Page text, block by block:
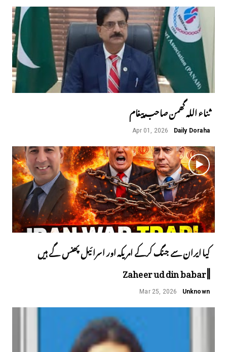
ثناء اللہ گھمن صاحب پیغام
Daily Doraha
Apr 01, 2026
کیا ایران سے جنگ کرکے امریکہ اور اسرائیل پھنس گے ہیں
||Zaheer ud din babar
Unknown
Mar 25, 2026